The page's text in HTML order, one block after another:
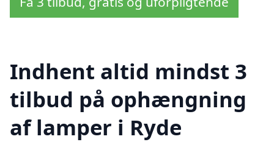
Indhent altid mindst 3
tilbud på ophængning
af lamper i Ryde